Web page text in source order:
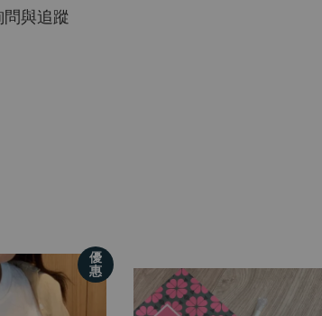
與追蹤
優
惠